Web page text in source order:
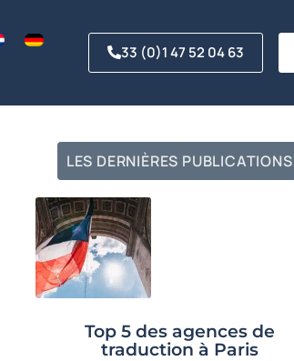
33 (0)1 47 52 04 63
LES DERNIÈRES PUBLICATIONS
Top 5 des agences de
traduction à Paris